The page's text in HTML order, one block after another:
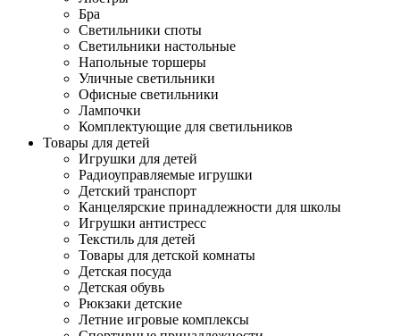
Бра
Светильники споты
Светильники настольные
Напольные торшеры
Уличные светильники
Офисные светильники
Лампочки
Комплектующие для светильников
Товары для детей
Игрушки для детей
Радиоуправляемые игрушки
Детский транспорт
Канцелярские принадлежности для школы
Игрушки антистресс
Текстиль для детей
Товары для детской комнаты
Детская посуда
Детская обувь
Рюкзаки детские
Летние игровые комплексы